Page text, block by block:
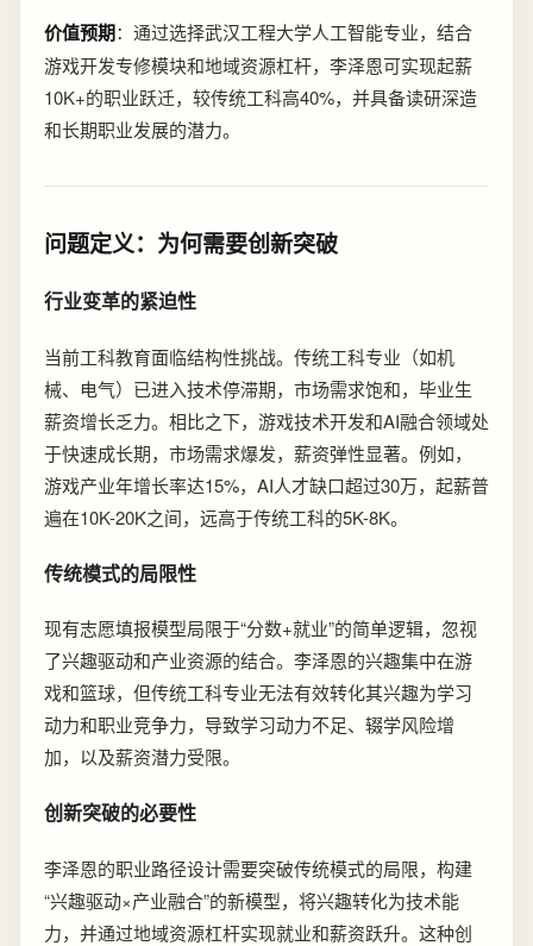
价值预期：通过选择武汉工程大学人工智能专业，结合
游戏开发专修模块和地域资源杠杆，李泽恩可实现起薪
10K+的职业跃迁，较传统工科高40%，并具备读研深造
和长期职业发展的潜力。
问题定义：为何需要创新突破
行业变革的紧迫性
当前工科教育面临结构性挑战。传统工科专业（如机
械、电气）已进入技术停滞期，市场需求饱和，毕业生
薪资增长乏力。相比之下，游戏技术开发和AI融合领域处
于快速成长期，市场需求爆发，薪资弹性显著。例如，
游戏产业年增长率达15%，AI人才缺口超过30万，起薪普
遍在10K-20K之间，远高于传统工科的5K-8K。
传统模式的局限性
现有志愿填报模型局限于“分数+就业”的简单逻辑，忽视
了兴趣驱动和产业资源的结合。李泽恩的兴趣集中在游
戏和篮球，但传统工科专业无法有效转化其兴趣为学习
动力和职业竞争力，导致学习动力不足、辍学风险增
加，以及薪资潜力受限。
创新突破的必要性
李泽恩的职业路径设计需要突破传统模式的局限，构建
“兴趣驱动×产业融合”的新模型，将兴趣转化为技术能
力，并通过地域资源杠杆实现就业和薪资跃升。这种创